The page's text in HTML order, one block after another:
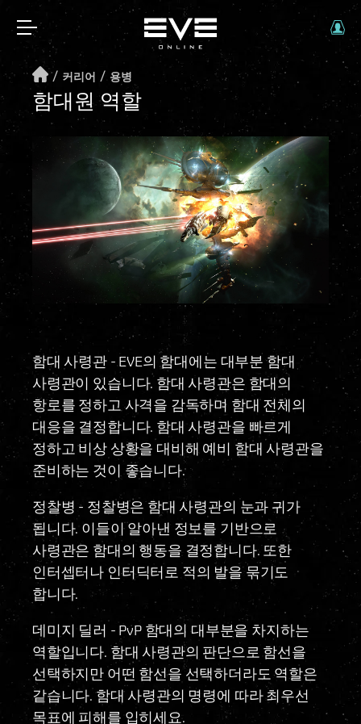
/ 커리어 / 용병
함대원 역할
함대 사령관- EVE의 함대에는 대부분 함대
사령관이 있습니다. 함대 사령관은 함대의
항로를 정하고 사격을 감독하며 함대 전체의
대응을 결정합니다. 함대 사령관을 빠르게
정하고 비상 상황을 대비해 예비 함대 사령관을
준비하는 것이 좋습니다.
정찰병 - 정찰병은 함대 사령관의 눈과 귀가
됩니다. 이들이 알아낸 정보를 기반으로
사령관은 함대의 행동을 결정합니다. 또한
인터셉터나 인터딕터로 적의 발을 묶기도
합니다.
데미지 딜러 - PvP 함대의 대부분을 차지하는
역할입니다. 함대 사령관의 판단으로 함선을
선택하지만 어떤 함선을 선택하더라도 역할은
같습니다. 함대 사령관의 명령에 따라 최우선
목표에 피해를 입히세요.